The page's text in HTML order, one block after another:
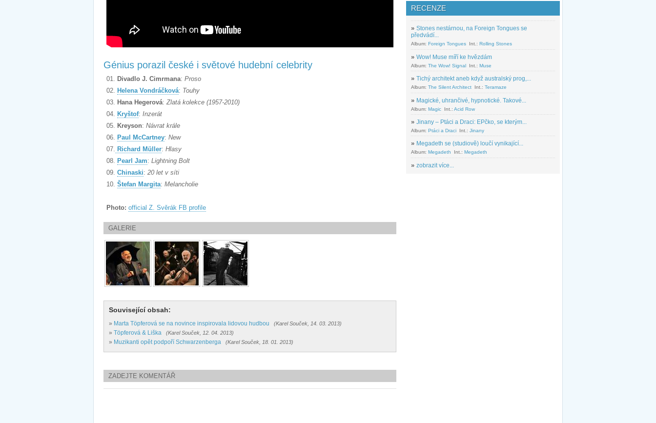
Génius porazil české i světové hudební celebrity
01. Divadlo J. Cimrmana: Proso
02. Helena Vondráčková: Touhy
03. Hana Hegerová:Zlatá kolekce (1957-2010)
04. Kryštof: Inzerát
05. Kreyson: Návrat krále
06. Paul McCartney: New
07. Richard Müller: Hlasy
08. Pearl Jam: Lightning Bolt
09. Chinaski: 20 let v síti
10. Štefan Margita: Melancholie
Photo: official Z. Svěrák FB profile
GALERIE
Související obsah:
» Marta Töpferová se na novince inspirovala lidovou hudbou (Karel Souček, 14. 03. 2013)
» Töpferová & Liška (Karel Souček, 12. 04. 2013)
» Muzikanti opět podpoří Schwarzenberga (Karel Souček, 18. 01. 2013)
ZADEJTE KOMENTÁŘ
RECENZE
» Stones nestárnou, na Foreign Tongues se
předvádí...
Album: Foreign Tongues Int.: Rolling Stones
» Wow! Muse míří ke hvězdám
Album: The Wow! Signal Int.: Muse
» Tichý architekt aneb když australský prog,...
Album: The Silent Architect Int.: Teramaze
» Magické, uhrančivé, hypnotické. Takové...
Album: Magic Int.: Acid Row
» Jinany – Ptáci a Draci: EPčko, se kterým...
Album: Ptáci a Draci Int.: Jinany
» Megadeth se (studiově) loučí vynikající...
Album: Megadeth Int.: Megadeth
» zobrazit více...